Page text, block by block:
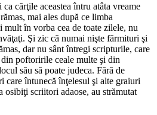
cărţile aceastea întru atâta vreame
mai ales după ce limba
mult în vorba cea de toate zilele, nu
Şi zic că numai nişte fărmituri şi
dar nu sânt întregi scripturile, care
poftoririle ceale multe şi din
său să poate judeca. Fără de
care întunecă înţelesul şi alte graiuri
osibiţi scriitori adaose, au strămutat